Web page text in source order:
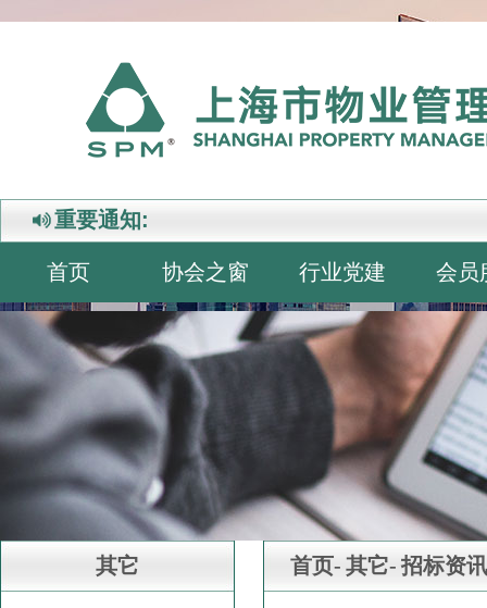
重要通知:
首页 协会之窗 行业党建 会员
其它 首页- 其它- 招标资讯